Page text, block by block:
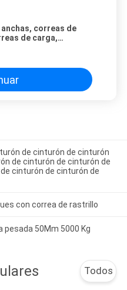
anchas, correas de
de carga,
de cinturón de cinturón
de cinturón de cinturón de
cinturón de cinturón de
con correa de rastrillo
50Mm 5000 Kg
Todos